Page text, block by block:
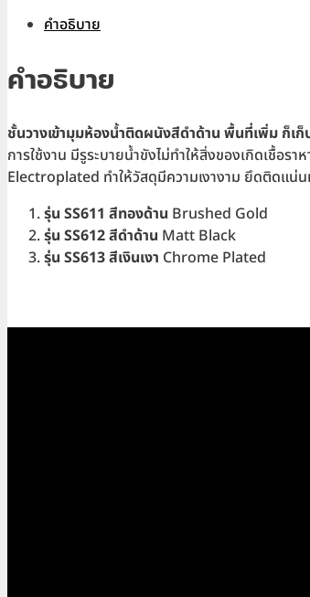
ผนัง
ดำ
ด้าน
30
ซม.
ส
แตน
304
SS612
Corner
คำอธิบาย
คำอธิบาย
ชั้นวางเข้ามุมห้องน้ำติดผนังสีดำด้าน พื้นที่เพิ่ม ก็เก็
การใช้งาน มีรูระบายน้ำขังไม่ทำให้สิ่งของเกิดเชื้อ
Electroplated ทำให้วัสดุมีความเงางาม ยึดติดแน่
รุ่น SS611 สีทองด้าน Brushed Gold
รุ่น SS612 สีดำด้าน Matt Black
รุ่น SS613 สีเงินเงา Chrome Plated